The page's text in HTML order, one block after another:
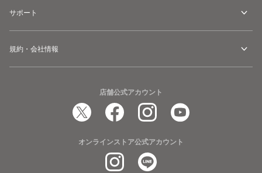
サポート
規約・会社情報
店舗公式アカウント
オンラインストア公式アカウント